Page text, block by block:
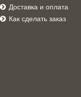
Доставка и оплата
Как сделать заказ